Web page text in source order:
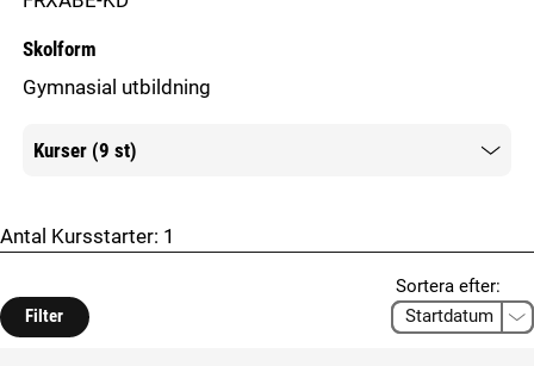
Skolform
Gymnasial utbildning
Kurser (9 st)
Mer information
Antal Kursstarter: 1
Filter
Sortera efter: